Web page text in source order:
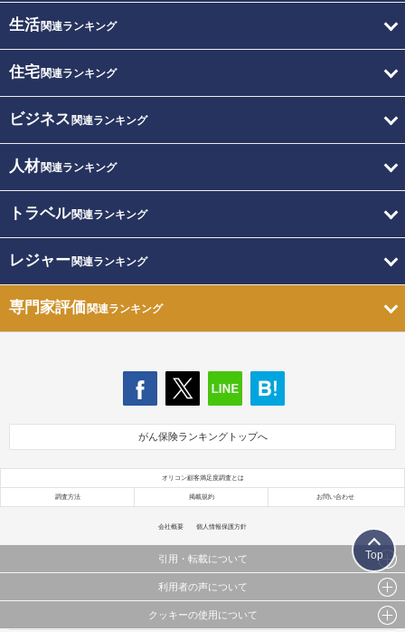
生活関連ランキング
住宅関連ランキング
ビジネス 関連ランキング
人材関連ランキング
トラベル関連ランキング
レジャー関連ランキング
専門家評価関連ランキング
がん保険ランキングトップへ
オリコン顧客満足度調査とは
調査方法 掲載規約 お問い合わせ
会社概要 個人情報保護方針
引用・転載について
当サイトで公開されている情報（文字、写真、イラスト、画像データ等）及びこれらの配置・
これらの情報を権利者の許可なく無断転載・複製などの二次利用を行うことは固く禁じており
利用者の声について
当サイトに掲載している内容はすべてサービスの利用者が提出された見解・感想です。
クッキーの使用について
Top